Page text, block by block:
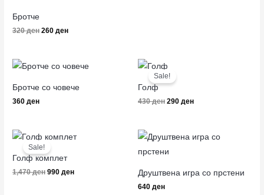
Бротче
320ден 260ден
Бротче со човече
360ден
Sale!
Голф
430ден
Original
price
was:
290 ден
Sale!
Голф комплет
1,470ден
Original
was:
1,470 ден.
990ден
Current
Друштвена игра со прстени
640 ден